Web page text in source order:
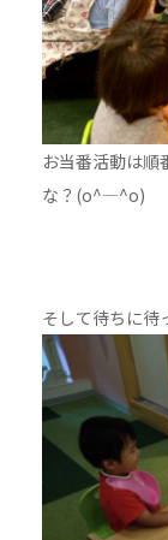
お当番活動は順
な？(o^―^o)
そして待ちに待